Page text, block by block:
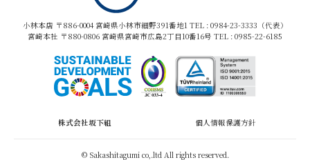
小林本店 〒886-0004 宮崎県小林市細野391番地1 TEL : 0984-23-3333（代表）
宮崎本社 〒880-0806 宮崎県宮崎市広島2丁目10番16号 TEL : 0985-22-6185
株式会社坂下組 個人情報保護方針
© Sakashitagumi co,.ltd All rights reserved.